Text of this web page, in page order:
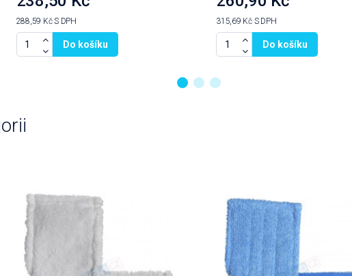
288,59 KčS DPH
Do košíku
315,69 Kč S DPH
Do košíku